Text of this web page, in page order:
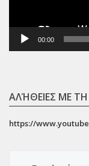
00:00
ΑΛΉΘΕΙΕΣ ΜΕ ΤΗ
https://